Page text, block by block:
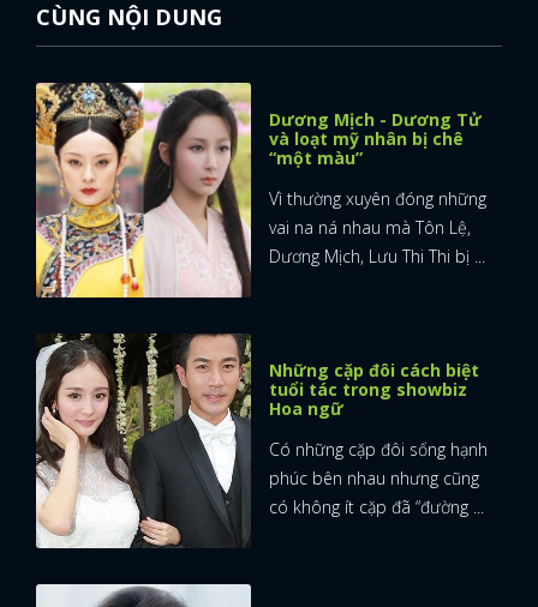
CÙNG NỘI DUNG
Dương Mịch - Dương Tử
và loạt mỹ nhân bị chê
“một màu”
Vì thường xuyên đóng những
vai na ná nhau mà Tôn Lệ,
Dương Mịch, Lưu Thi Thi bị ...
Những cặp đôi cách biệt
tuổi tác trong showbiz
Hoa ngữ
Có những cặp đôi sống hạnh
phúc bên nhau nhưng cũng
có không ít cặp đã “đường ...